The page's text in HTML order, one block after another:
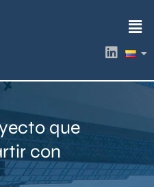
L
i
k
i
que
con